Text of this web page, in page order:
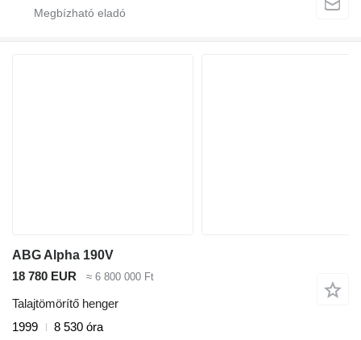
ABG Alpha 190V
18 780 EUR
≈ 6 800 000 Ft
Talajtömörítő henger
1999
8 530 óra